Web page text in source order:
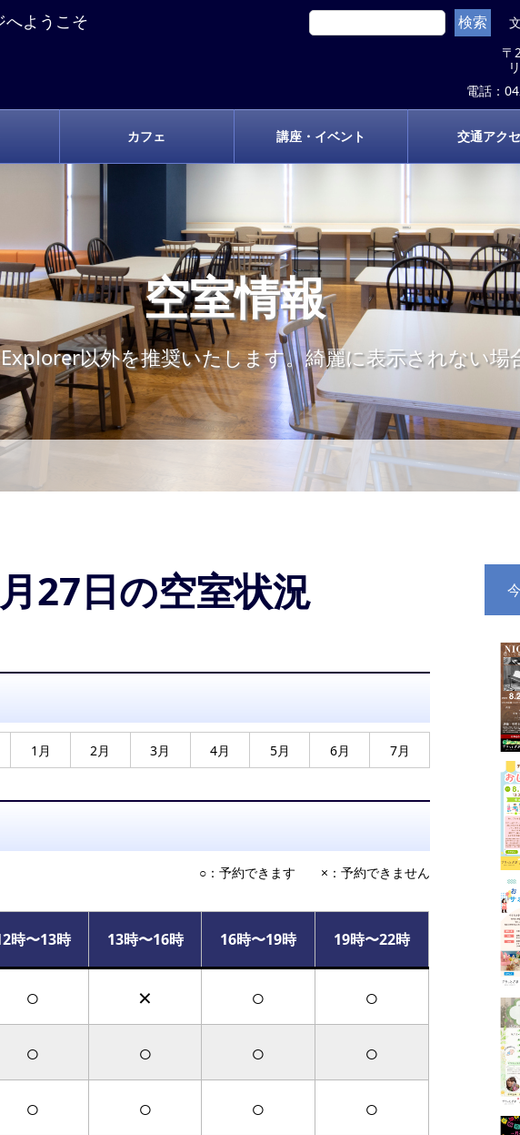
へようこそ
〒
電話：
カフェ 講座・イベント 交通アク
空室情報
以外を推奨いたします。綺麗に表示されない場
27日の空室状況
1月 2月 3月 4月 5月 6月 7月
○：予約できます ×：予約できません
時〜13時 13時〜16時 16時〜19時 19時〜22時
○ × ○ ○
○ ○ ○ ○
○ ○ ○ ○